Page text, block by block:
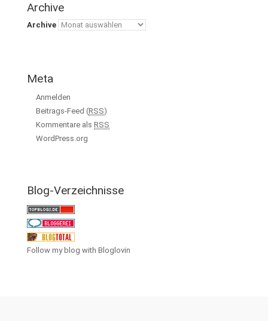
Archive
Archive
Meta
Anmelden
Beitrags-Feed (RSS)
Kommentare als RSS
WordPress.org
Blog-Verzeichnisse
Follow my blog with Bloglovin